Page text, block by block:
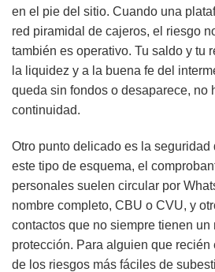
en el pie del sitio. Cuando una
red piramidal de cajeros, el riesgo
también es operativo. Tu saldo y tu
la liquidez y a la buena fe del
queda sin fondos o desaparece, no
continuidad.
Otro punto delicado es la seguridad
este tipo de esquema, el
personales suelen circular por
nombre completo, CBU o CVU, y
contactos que no siempre tienen un
protección. Para alguien que recién
de los riesgos más fáciles de